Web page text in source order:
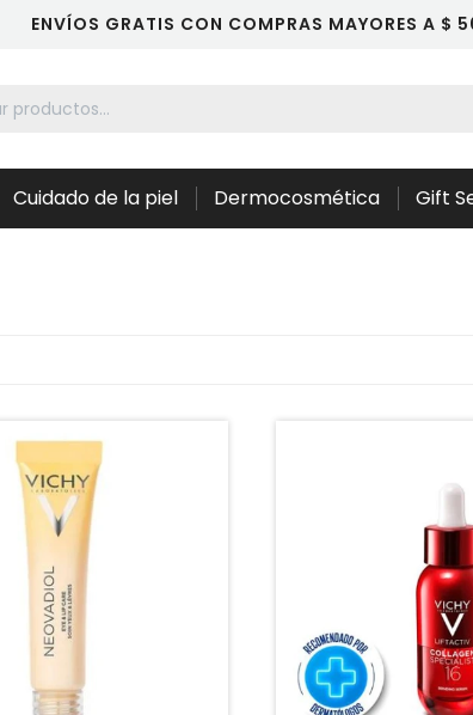
ENVÍOS GRATIS CON COMPRAS MAYORES A $
Cuidado de la piel Dermocosmética Gift